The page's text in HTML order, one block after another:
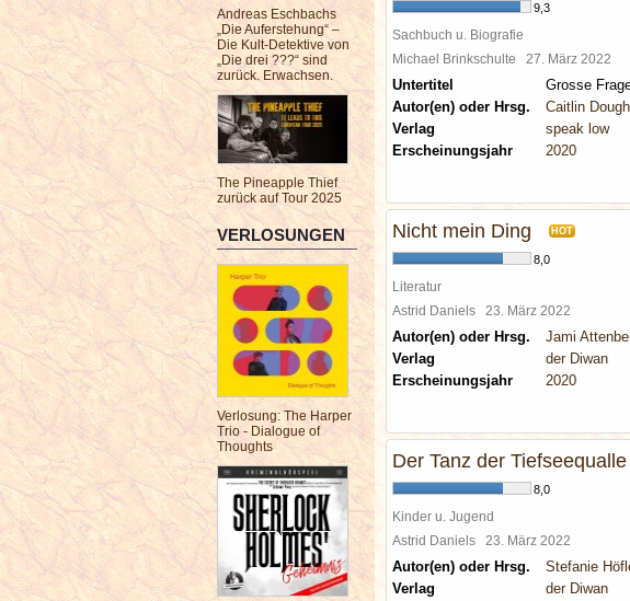
Andreas Eschbachs
„Die Auferstehung“ –
Die Kult-Detektive von
„Die drei ???“ sind
zurück. Erwachsen.
The Pineapple Thief
zurück auf Tour 2025
VERLOSUNGEN
Verlosung: The Harper
Trio - Dialogue of
Thoughts
9,3
Sachbuch u. Biografie
Michael Brinkschulte 27. März 2022
Untertitel
Grosse
Autor(en) oder Hrsg.
Caitlin
Verlag
speak low
Erscheinungsjahr
2020
Nicht mein Ding HOT
8,0
Literatur
Astrid Daniels 23. März 2022
Autor(en) oder Hrsg.
Jami
Verlag
der Diwan
Erscheinungsjahr
2020
Der Tanz der Tiefseequalle
8,0
Kinder u. Jugend
Astrid Daniels 23. März 2022
Autor(en) oder Hrsg.
Stefanie
Verlag
der Diwan